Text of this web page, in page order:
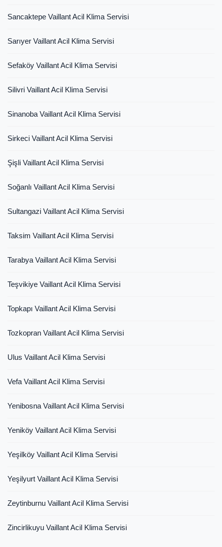
Sancaktepe Vaillant Acil Klima Servisi
Sarıyer Vaillant Acil Klima Servisi
Sefaköy Vaillant Acil Klima Servisi
Silivri Vaillant Acil Klima Servisi
Sinanoba Vaillant Acil Klima Servisi
Sirkeci Vaillant Acil Klima Servisi
Şişli Vaillant Acil Klima Servisi
Soğanlı Vaillant Acil Klima Servisi
Sultangazi Vaillant Acil Klima Servisi
Taksim Vaillant Acil Klima Servisi
Tarabya Vaillant Acil Klima Servisi
Teşvikiye Vaillant Acil Klima Servisi
Topkapı Vaillant Acil Klima Servisi
Tozkopran Vaillant Acil Klima Servisi
Ulus Vaillant Acil Klima Servisi
Vefa Vaillant Acil Klima Servisi
Yenibosna Vaillant Acil Klima Servisi
Yeniköy Vaillant Acil Klima Servisi
Yeşilköy Vaillant Acil Klima Servisi
Yeşilyurt Vaillant Acil Klima Servisi
Zeytinburnu Vaillant Acil Klima Servisi
Zincirlikuyu Vaillant Acil Klima Servisi